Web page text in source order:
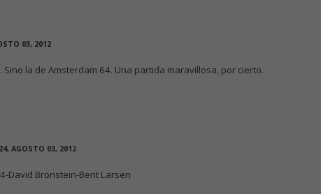
03, 2012
Sino la de Amsterdam 64. Una partida maravillosa, por cierto.
AGOSTO 03, 2012
David Bronstein-Bent Larsen